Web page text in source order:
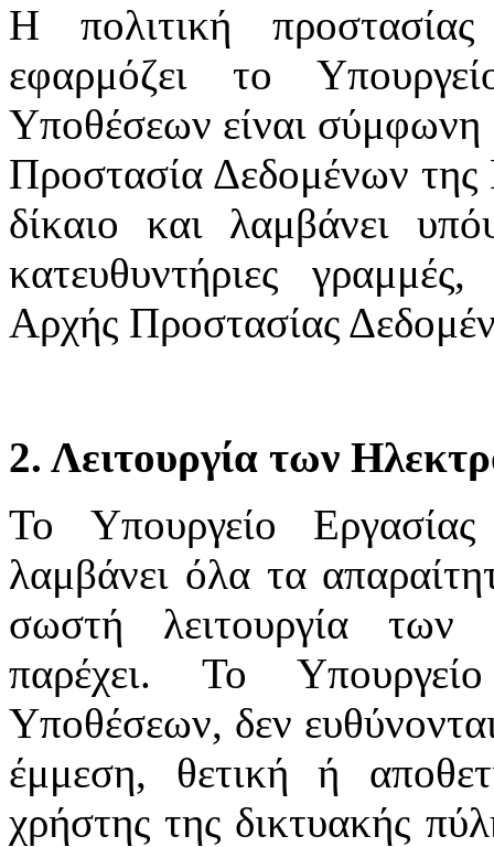
Η πολιτική
εφαρμόζει το
Υποθέσεων είναι σύμφωνη
Προστασία Δεδομένων
δίκαιο και λαμβάνει
κατευθυντήριες
Αρχής Προστασίας
2. Λειτουργία των
Το Υπουργείο
λαμβάνει όλα τα
σωστή λειτουργία των
παρέχει. Το
Υποθέσεων, δεν
έμμεση, θετική ή
χρήστης της δικτυακής